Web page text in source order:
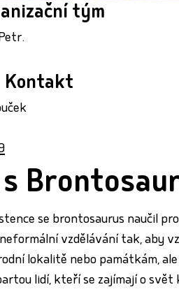
tým
Kontakt
se brontosaurus naučil
vzdělávání tak, aby
lokalitě nebo památkám,
lidí, kteří se zajímají o svět